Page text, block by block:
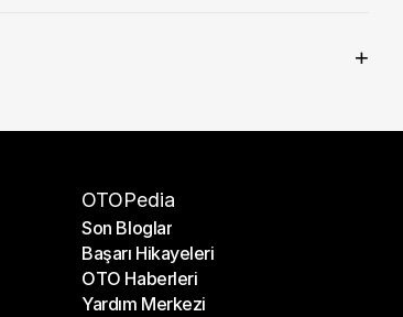
+
OTOPedia
Son Bloglar
Son Bloglar
Başarı Hikayeleri
Başarı Hikayeleri
OTO Haberleri
OTO Haberleri
Yardım Merkezi